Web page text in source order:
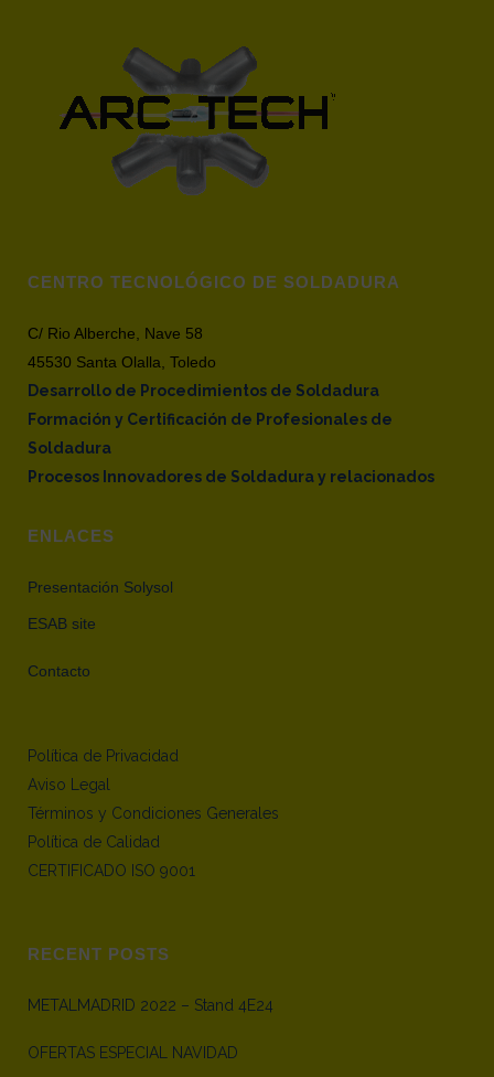
CENTRO TECNOLÓGICO DE SOLDADURA
C/ Rio Alberche, Nave 58
45530 Santa Olalla, Toledo
Desarrollo de Procedimientos de Soldadura
Formación y Certificación de Profesionales de
Soldadura
Procesos Innovadores de Soldadura y relacionados
ENLACES
Presentación Solysol
ESAB site
Contacto
Política de Privacidad
Aviso Legal
Términos y Condiciones Generales
Política de Calidad
CERTIFICADO ISO 9001
RECENT POSTS
METALMADRID 2022 – Stand 4E24
OFERTAS ESPECIAL NAVIDAD